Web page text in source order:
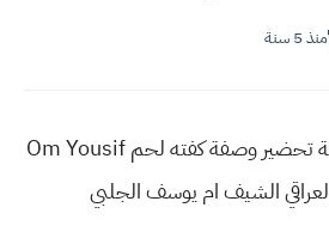
منذ 5 سنة
بالطريقة العراقية طريقة تحضير وصفة كفته لحم Om Yousif